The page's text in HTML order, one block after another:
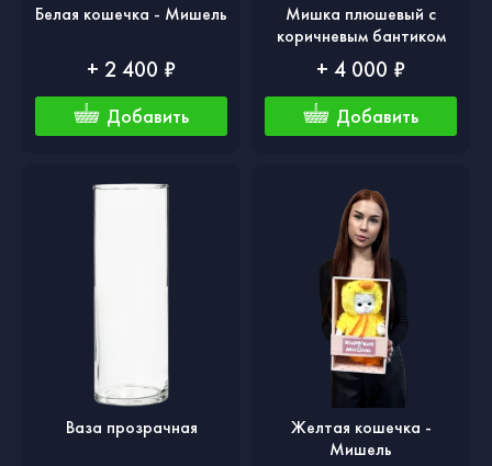
Белая кошечка - Мишель
+ 2 400 ₽
Добавить
Мишка плюшевый с
коричневым бантиком
+ 4 000 ₽
Добавить
Ваза прозрачная
Желтая кошечка -
Мишель